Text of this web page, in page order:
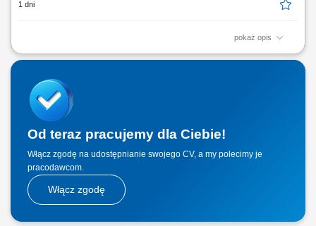
1 dni
pokaż opis
The work will be carried out at our production and assembly location in
mechanical components; Installation of machine parts according to
technical drawings; Mechanical fitting and assembly work; Assembly of
steel structures, piping, fans,...
Od teraz pracujemy dla Ciebie!
Włącz zgodę na udostępnianie swojego CV, a my polecimy je
pracodawcom.
Włącz zgodę